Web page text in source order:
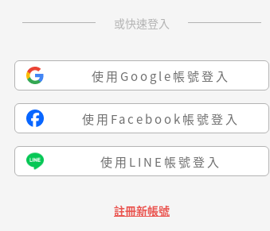
或快速登入
使用Google帳號登入
使用Facebook帳號登入
使用LINE帳號登入
註冊新帳號